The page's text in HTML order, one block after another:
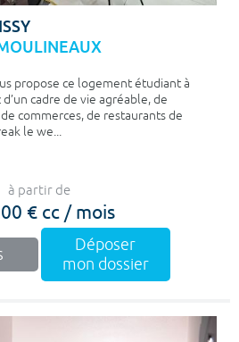
propose ce logement étudiant à
d’un cadre de vie agréable, de
commerces, de restaurants de
le we...
à partir de
€ cc / mois
Déposer
mon dossier